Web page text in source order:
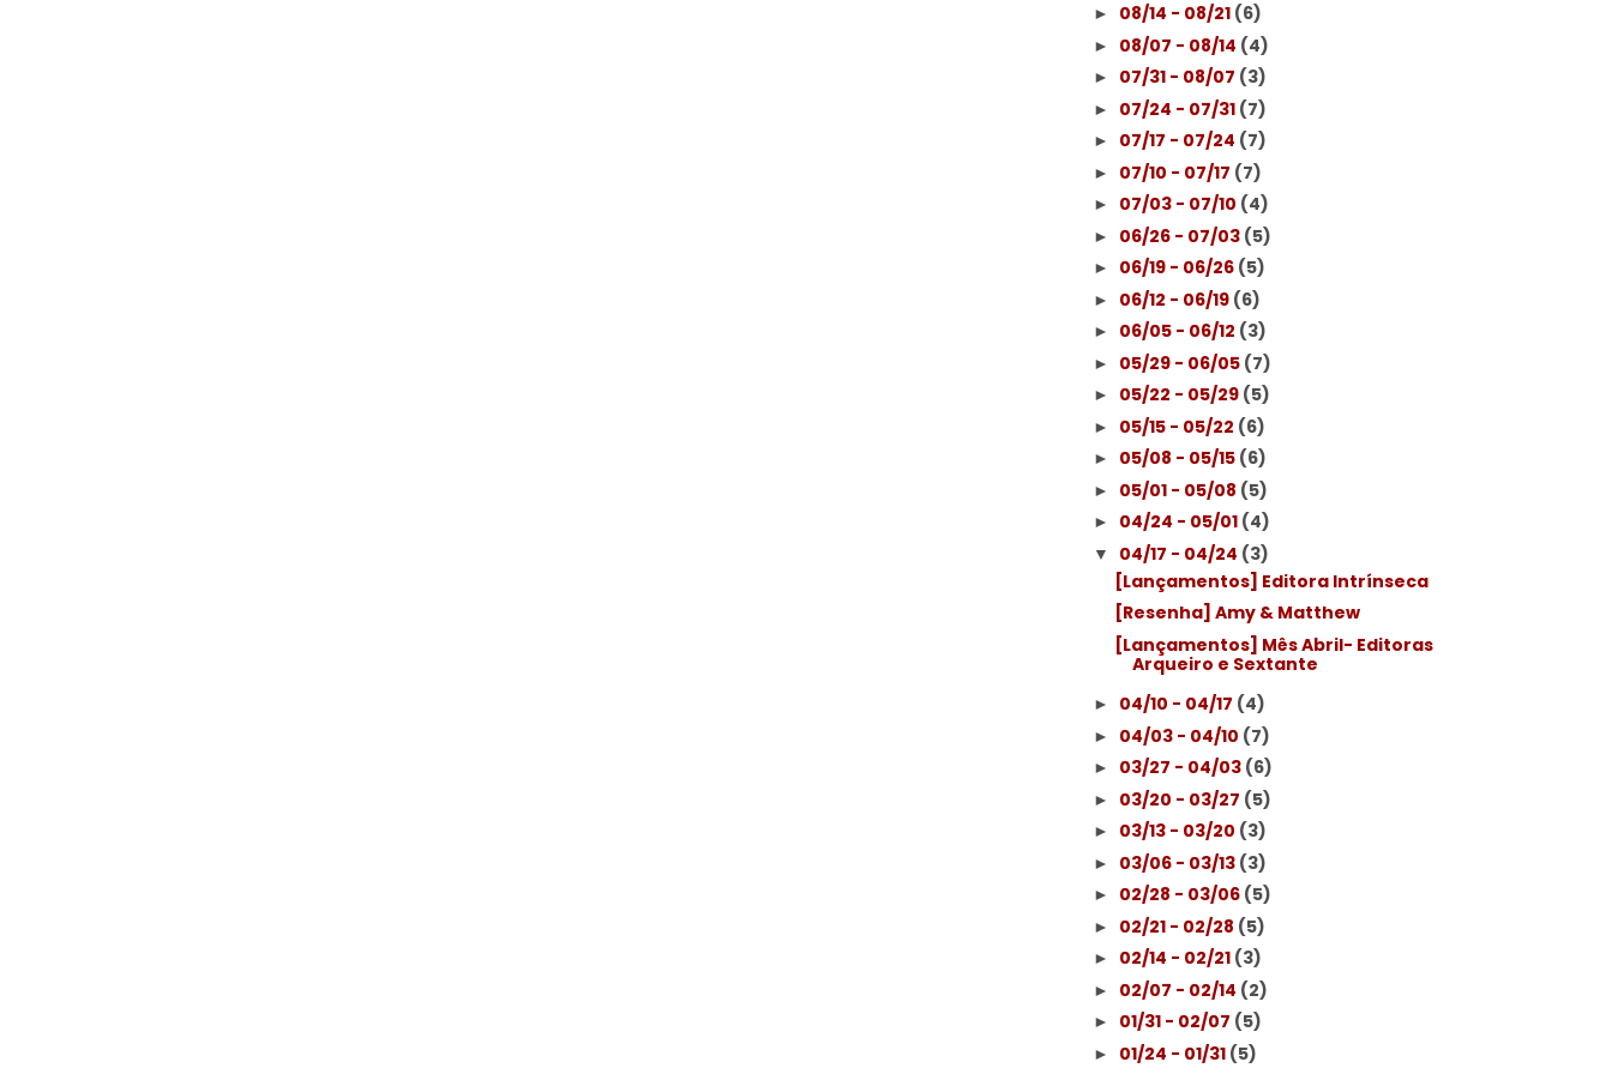
► 08/14 - 08/21 (6)
► 08/07 - 08/14 (4)
► 07/31 - 08/07 (3)
► 07/24 - 07/31 (7)
► 07/17 - 07/24 (7)
► 07/10 - 07/17 (7)
► 07/03 - 07/10 (4)
► 06/26 - 07/03 (5)
► 06/19 - 06/26 (5)
► 06/12 - 06/19 (6)
► 06/05 - 06/12 (3)
► 05/29 - 06/05 (7)
► 05/22 - 05/29 (5)
► 05/15 - 05/22 (6)
► 05/08 - 05/15 (6)
► 05/01 - 05/08 (5)
► 04/24 - 05/01 (4)
▼ 04/17 - 04/24 (3)
[Lançamentos] Editora Intrínseca
[Resenha] Amy & Matthew
[Lançamentos] Mês Abril- Editoras
Arqueiro e Sextante
► 04/10 - 04/17 (4)
► 04/03 - 04/10 (7)
► 03/27 - 04/03 (6)
► 03/20 - 03/27 (5)
► 03/13 - 03/20 (3)
► 03/06 - 03/13 (3)
► 02/28 - 03/06 (5)
► 02/21 - 02/28 (5)
► 02/14 - 02/21 (3)
► 02/07 - 02/14 (2)
► 01/31 - 02/07 (5)
► 01/24 - 01/31 (5)